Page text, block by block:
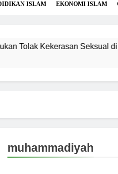
ISLAM EKONOMI ISLAM
Kekerasan Seksual di
muhammadiyah